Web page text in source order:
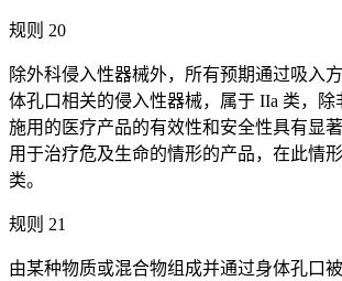
规则 20
除外科侵入性器械外，所有预期通过吸入
体孔口相关的侵入性器械，属于 IIa 类，
施用的医疗产品的有效性和安全性具有显
用于治疗危及生命的情形的产品，在此情
类。
规则 21
由某种物质或混合物组成并通过身体孔口